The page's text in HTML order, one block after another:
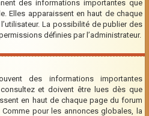
des informations importantes que
Elles apparaissent en haut de chaque
La possibilité de publier des
définies par l’administrateur.
des informations importantes
et doivent être lues dès que
en haut de chaque page du forum
pour les annonces globales, la